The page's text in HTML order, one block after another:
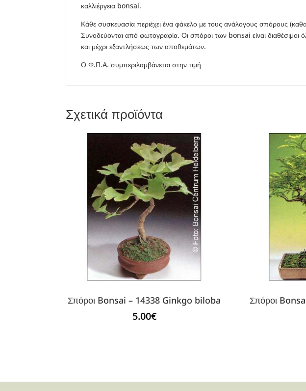
καλλιέργεια bonsai.
Κάθε συσκευασία περιέχει ένα φάκελο με τους ανάλογους σπόρους
Συνοδεύονται από φωτογραφία. Οι σπόροι των bonsai είναι διαθέσιμοι
και μέχρι εξαντλήσεως των αποθεμάτων.
Ο Φ.Π.Α. συμπεριλαμβάνεται στην τιμή
Σχετικά προϊόντα
Σπόροι Bonsai – 14338 Ginkgo biloba
5.00€
Σπόροι